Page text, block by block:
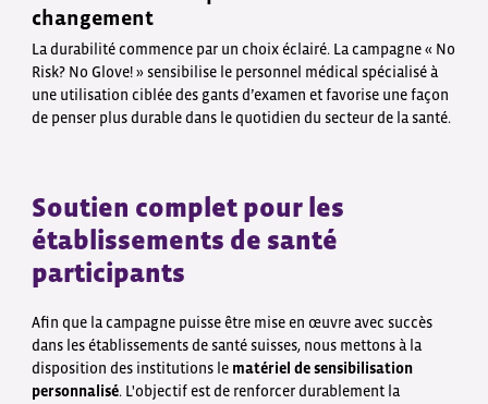
changement
La durabilité commence par un choix éclairé. La campagne « No
Risk? No Glove! » sensibilise le personnel médical spécialisé à
une utilisation ciblée des gants d’examen et favorise une façon
de penser plus durable dans le quotidien du secteur de la santé.
Soutien complet pour les
établissements de santé
participants
Afin que la campagne puisse être mise en œuvre avec succès
dans les établissements de santé suisses, nous mettons à la
disposition des institutions le matériel de sensibilisation
personnalisé. L'objectif est de renforcer durablement la